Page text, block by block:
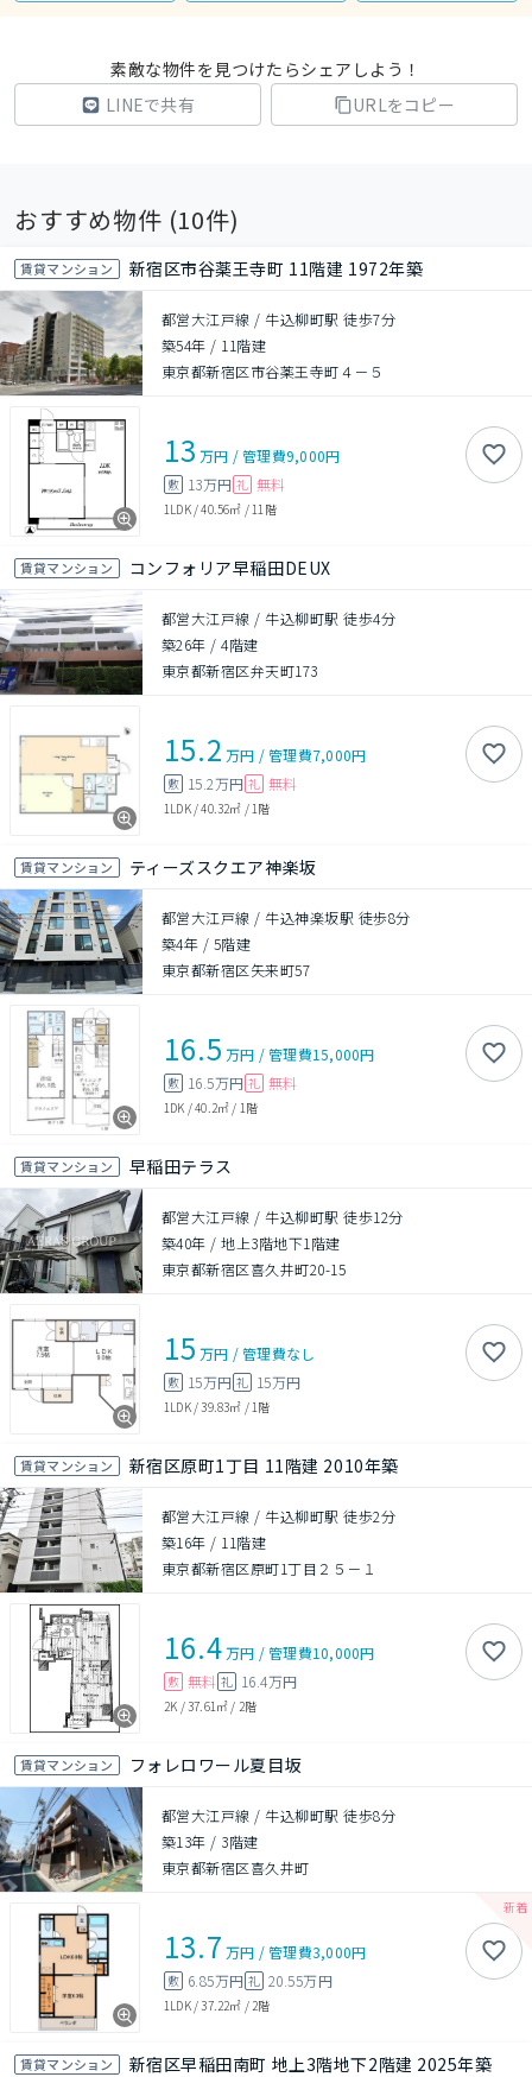
素敵な物件を見つけたらシェアしよう！
LINEで共有
URLをコピー
おすすめ物件 (10件)
賃貸マンション 新宿区市谷薬王寺町 11階建 1972年築
都営大江戸線 / 牛込柳町駅 徒歩7分
築54年 / 11階建
東京都新宿区市谷薬王寺町４－５
13 万円 /管理費9,000円
敷 13万円 礼 無料
1LDK/40.56㎡ / 11階
賃貸マンション コンフォリア早稲田DEUX
都営大江戸線 / 牛込柳町駅 徒歩4分
築26年 /4階建
東京都新宿区弁天町173
15.2 万円 /管理費7,000円
敷 15.2万円 礼 無料
1LDK/40.32㎡ / 1階
賃貸マンション ティーズスクエア神楽坂
都営大江戸線 / 牛込神楽坂駅 徒歩8分
築4年 / 5階建
東京都新宿区矢来町57
16.5 万円 /管理費15,000円
敷 16.5万円 礼 無料
1DK /40.2㎡ / 1階
賃貸マンション 早稲田テラス
都営大江戸線 / 牛込柳町駅 徒歩12分
築40年 /地上3階地下1階建
東京都新宿区喜久井町20-15
15 万円 /管理費なし
敷 15万円 礼 15万円
1LDK/39.83㎡ / 1階
賃貸マンション 新宿区原町1丁目 11階建 2010年築
都営大江戸線 / 牛込柳町駅 徒歩2分
築16年 / 11階建
東京都新宿区原町1丁目２５－１
16.4万円 /管理費10,000円
敷 無料 礼 16.4万円
2K /37.61㎡ / 2階
賃貸マンション フォレロワール夏目坂
都営大江戸線 / 牛込柳町駅 徒歩8分
築13年 / 3階建
東京都新宿区喜久井町
13.7 万円 /管理費3,000円
敷 6.85万円 礼 20.55万円
1LDK/37.22㎡ / 2階
賃貸マンション 新宿区早稲田南町 地上3階地下2階建 2025年築